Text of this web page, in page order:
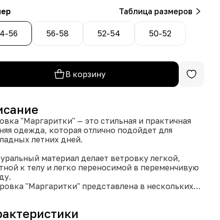
Таблица размеров
56 56-58 52-54 50-52
В корзину
"Маргаритки" — это стильная и практичная
одежда, которая отлично подойдет для
летних дней.
материал делает ветровку легкой,
к телу и легко переносимой в переменчивую
"Маргаритки" представлена в нескольких